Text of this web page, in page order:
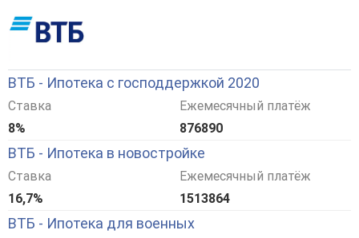
ВТБ - Ипотека с господдержкой 2020
Ставка
8%
Ежемесячный платёж
876890
ВТБ - Ипотека в новостройке
Ставка
16,7%
Ежемесячный платёж
1513864
ВТБ - Ипотека для военных